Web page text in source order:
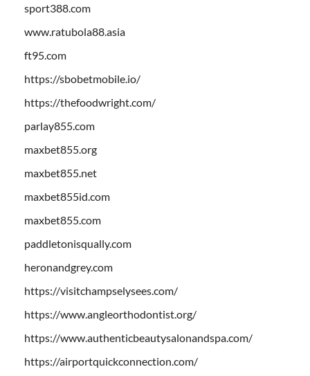
sport388.com
www.ratubola88.asia
ft95.com
https://sbobetmobile.io/
https://thefoodwright.com/
parlay855.com
maxbet855.org
maxbet855.net
maxbet855id.com
maxbet855.com
paddletonisqually.com
heronandgrey.com
https://visitchampselysees.com/
https://www.angleorthodontist.org/
https://www.authenticbeautysalonandspa.com/
https://airportquickconnection.com/